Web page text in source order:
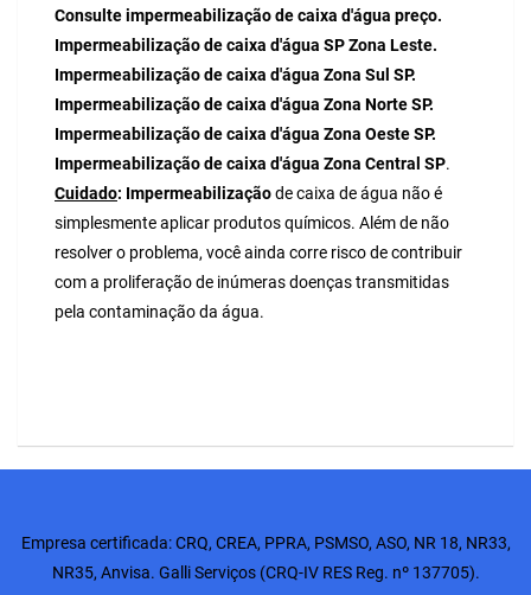
Consulte impermeabilização de caixa d'água preço.
Impermeabilização de caixa d'água SP Zona Leste.
Impermeabilização de caixa d'água Zona Sul SP.
Impermeabilização de caixa d'água Zona Norte SP.
Impermeabilização de caixa d'água Zona Oeste SP.
Impermeabilização de caixa d'água Zona Central SP.
Cuidado: Impermeabilizaçãode caixa de água não é
simplesmente aplicar produtos químicos. Além de não
resolver o problema, você ainda corre risco de contribuir
com a proliferação de inúmeras doenças transmitidas
pela contaminação da água.
Empresa certificada:CRQ, CREA, PPRA, PSMSO, ASO, NR 18, NR33,
NR35, Anvisa. Galli Serviços (CRQ-IV RES Reg. nº 137705).